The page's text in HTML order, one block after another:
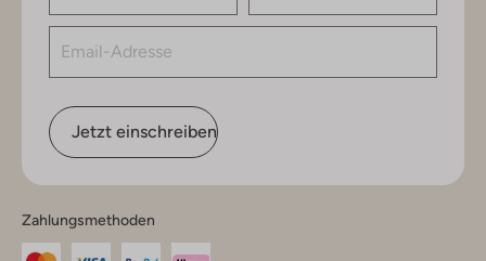
Jetzt einschreiben
Zahlungsmethoden